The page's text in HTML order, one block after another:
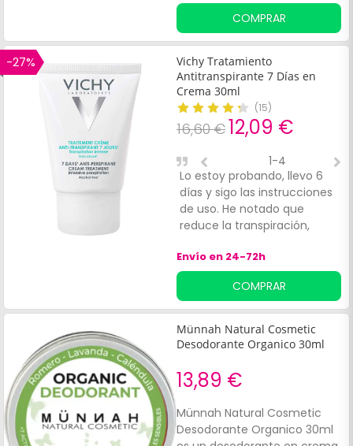
COMPRAR
-27%
Vichy Tratamiento
Antitranspirante 7 Días en
Crema 30ml
(15)
16,60 €12,09 €
Lo estoy probando, llevo 6
días y sigo las instrucciones
de uso. He notado que
reduce la transpiración,
me ayuda.
1-4
Envío en 24-72h
COMPRAR
Münnah Natural Cosmetic
Desodorante Organico 30ml
13,89 €
Münnah Natural Cosmetic
Desodorante Organico 30ml